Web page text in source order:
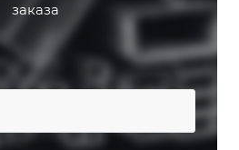
заказа